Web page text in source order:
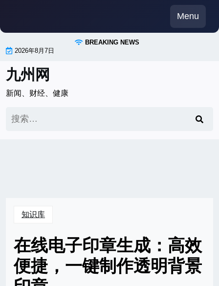
content
Menu
BREAKING NEWS
2026年8月7日
九州网
新闻、财经、健康
索：
知识库
在线电子印章生成：高效
便捷，一键制作透明背景